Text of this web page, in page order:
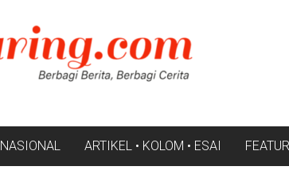
NASIONAL ARTIKEL • KOLOM • ESAI